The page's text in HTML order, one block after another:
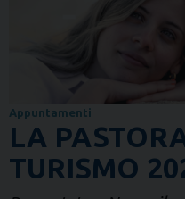
Appuntamenti
LA
TURISMO